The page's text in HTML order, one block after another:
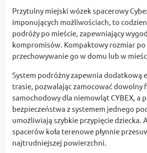
Przytulny miejski wózek spacerowy
imponujących możliwościach, to
podróży po mieście, zapewniający
kompromisów. Kompaktowy rozmiar po
przechowywanie go w domu lub w
System podróżny zapewnia dodatkową
trasie, pozwalając zamocować dowolny
samochodowy dla niemowląt CYBEX, a
bezpieczeństwa z systemem jednego
umożliwiają szybkie przypięcie dziecka.
spacerów koła terenowe płynnie
najtrudniejszej powierzchni.